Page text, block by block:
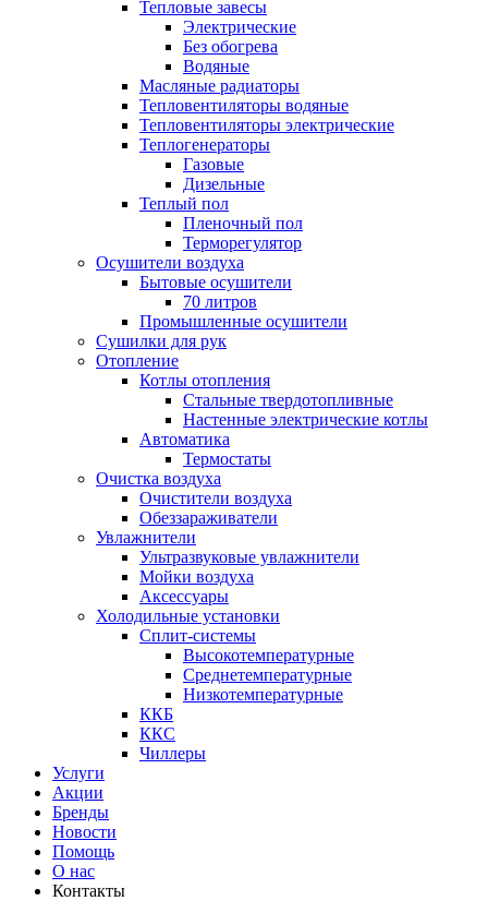
Тепловые завесы
Электрические
Без обогрева
Водяные
Масляные радиаторы
Тепловентиляторы водяные
Тепловентиляторы электрические
Теплогенераторы
Газовые
Дизельные
Теплый пол
Пленочный пол
Терморегулятор
Осушители воздуха
Бытовые осушители
70 литров
Промышленные осушители
Сушилки для рук
Отопление
Котлы отопления
Стальные твердотопливные
Настенные электрические котлы
Автоматика
Термостаты
Очистка воздуха
Очистители воздуха
Обеззараживатели
Увлажнители
Ультразвуковые увлажнители
Мойки воздуха
Аксессуары
Холодильные установки
Сплит-системы
Высокотемпературные
Среднетемпературные
Низкотемпературные
ККБ
ККС
Чиллеры
Услуги
Акции
Бренды
Новости
Помощь
О нас
Контакты